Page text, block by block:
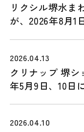
定休日：
メ
リクシル堺水ま
が、2026年8月1
2026.04.13
クリナップ 堺シ
年5月9日、10日
2026.04.10